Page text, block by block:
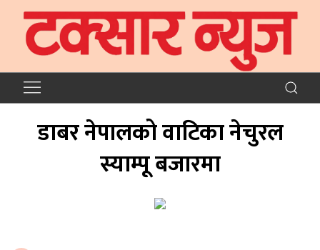
डाबर नेपालको वाटिका नेचुरल
स्याम्पू बजारमा